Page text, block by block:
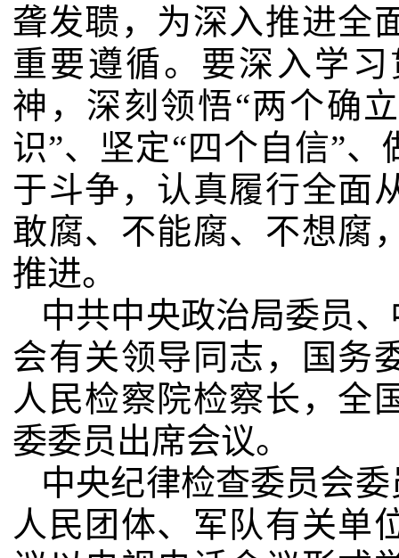
聋发聩，为深入推进全
重要遵循。要深入学
神，深刻领悟“两个确
识”、坚定“四个自信”
于斗争，认真履行全面
敢腐、不能腐、不想腐
推进。
中共中央政治局委员
会有关领导同志，国务
人民检察院检察长，全
委委员出席会议。
中央纪律检查委员会
人民团体、军队有关单